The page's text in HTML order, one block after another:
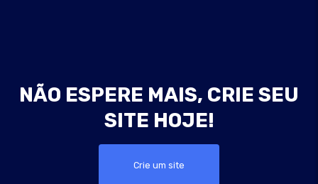
NÃO ESPERE MAIS, CRIE SEU
SITE HOJE!
Crie um site